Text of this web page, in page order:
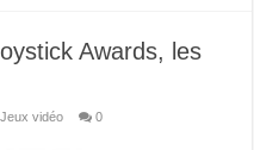
Awards, les
Jeux vidéo 0